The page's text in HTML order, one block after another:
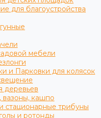
для благоустройства
мебели
и Парковки для колясок
деревьев
вазоны, кашпо
стационарные трибуны
и ротонды